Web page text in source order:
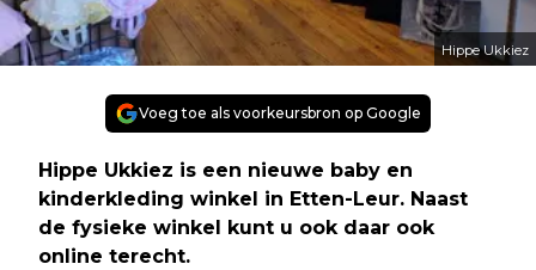
Hippe Ukkiez
Voeg toe als voorkeursbron op Google
Hippe Ukkiez is een nieuwe baby en
kinderkleding winkel in Etten-Leur. Naast
de fysieke winkel kunt u ook daar ook
online terecht.